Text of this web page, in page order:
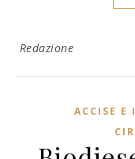
Redazione
ACCISE E